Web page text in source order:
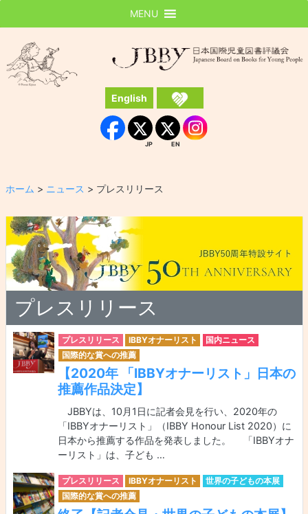
JBBY
English
Facebook
JP
JP
EN
EN Instagram
MENU
ホーム > ニュース > プレスリリース
プレスリリース
プレスリリース IBBYオナーリスト
国内ニュース
国際的な賞への推薦
【2020年 「IBBYオナーリスト」日本の
推薦作品決定】
JBBYは、10月1日に記者会見を行い、2020年の
「IBBYオナーリスト」（IBBY Honour List 2020）に
日本から推薦する作品を発表しました。 「IBBYオナ
ーリスト」は、子ども …
プレスリリース IBBYオナーリスト
世界の子どもの本展
国際的な賞への推薦